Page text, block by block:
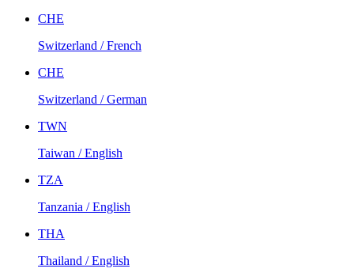
CHE
Switzerland / French
CHE
Switzerland / German
TWN
Taiwan / English
TZA
Tanzania / English
THA
Thailand / English